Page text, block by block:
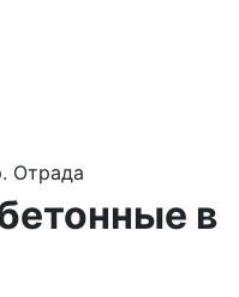
Отрада
в